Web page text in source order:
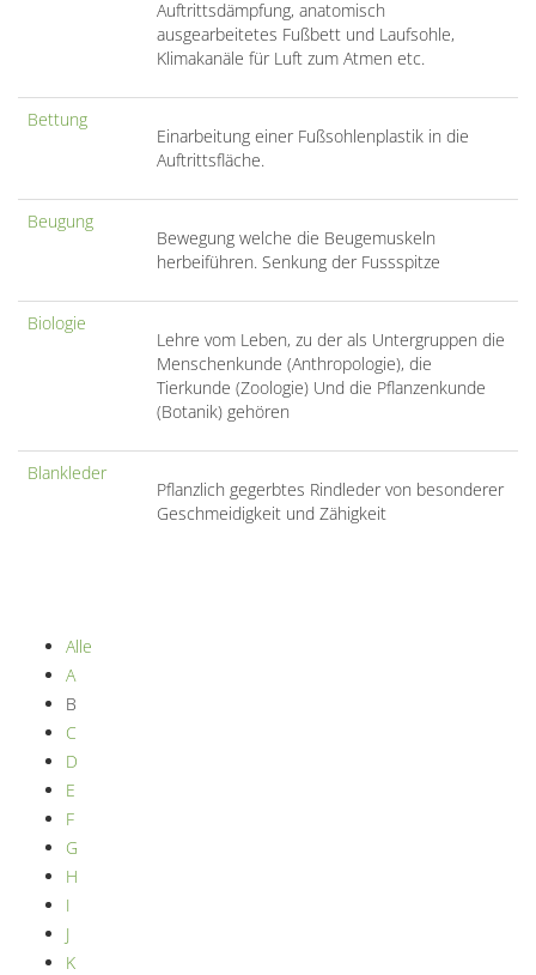
Auftrittsdämpfung, anatomisch
ausgearbeitetes Fußbett und Laufsohle,
Klimakanäle für Luft zum Atmen etc.
Bettung
Einarbeitung einer Fußsohlenplastik in die
Auftrittsfläche.
Beugung
Bewegung welche die Beugemuskeln
herbeiführen. Senkung der Fussspitze
Biologie
Lehre vom Leben, zu der als Untergruppen die
Menschenkunde (Anthropologie), die
Tierkunde (Zoologie) Und die Pflanzenkunde
(Botanik) gehören
Blankleder
Pflanzlich gegerbtes Rindleder von besonderer
Geschmeidigkeit und Zähigkeit
Alle
A
B
C
D
E
F
G
H
I
J
K